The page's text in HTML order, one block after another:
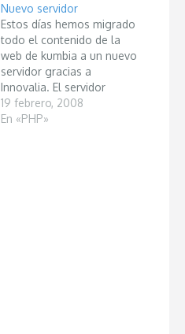
Nuevo servidor
Estos días hemos migrado
todo el contenido de la
web de kumbia a un nuevo
servidor gracias a
Innovalia. El servidor
cuenta con php5, con lo
cual se intentará en un
19 febrero, 2008
En «PHP»